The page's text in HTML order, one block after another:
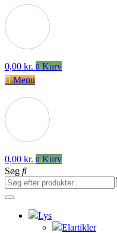
0,00 kr. 0 Kurv
Menu
0,00 kr. 0 Kurv
Søg
Lys
Elartikler